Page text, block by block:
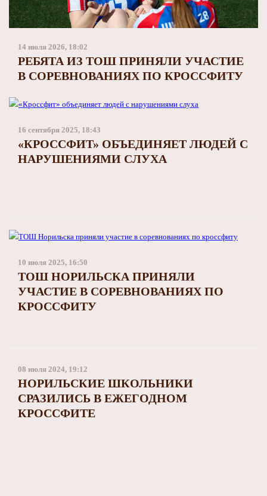
14 июля 2026, 18:02
РЕБЯТА ИЗ ТОШ ПРИНЯЛИ УЧАСТИЕ
В СОРЕВНОВАНИЯХ ПО КРОССФИТУ
16 сентября 2025, 18:43
«КРОССФИТ» ОБЪЕДИНЯЕТ ЛЮДЕЙ С
НАРУШЕНИЯМИ СЛУХА
10 июля 2025, 16:50
ТОШ НОРИЛЬСКА ПРИНЯЛИ
УЧАСТИЕ В СОРЕВНОВАНИЯХ ПО
КРОССФИТУ
08 июля 2024, 19:12
НОРИЛЬСКИЕ ШКОЛЬНИКИ
СРАЗИЛИСЬ В ЕЖЕГОДНОМ
КРОССФИТЕ